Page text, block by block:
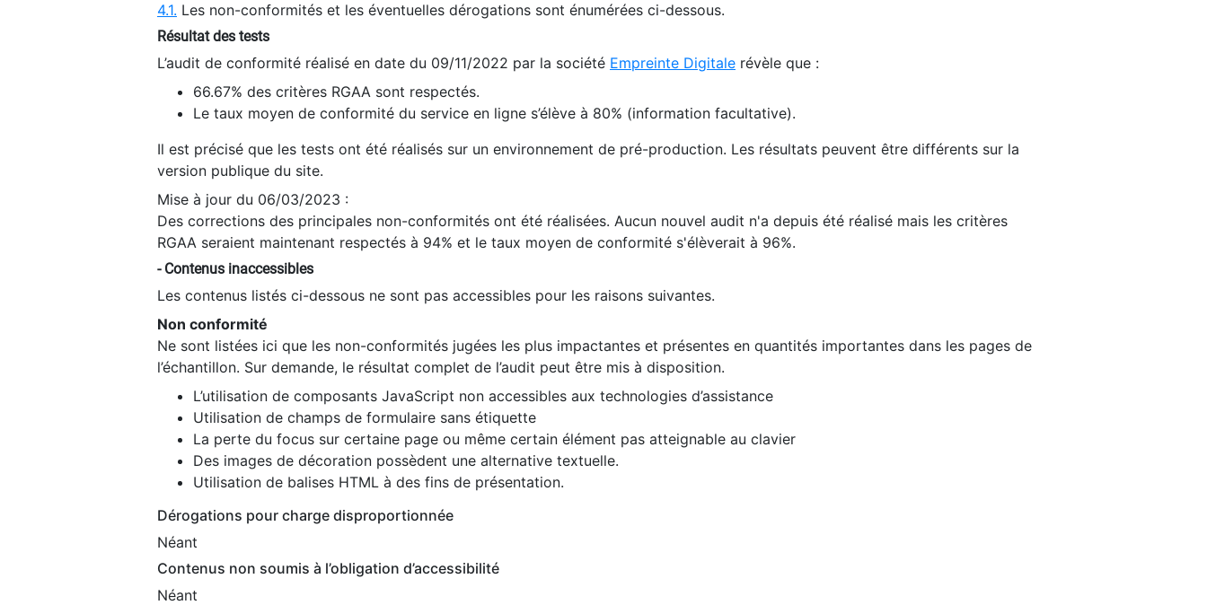
4.1. Les non-conformités et les éventuelles dérogations sont énumérées ci-dessous.
Résultat des tests
L’audit de conformité réalisé en date du 09/11/2022 par la société Empreinte Digitale révèle que :
66.67% des critères RGAA sont respectés.
Le taux moyen de conformité du service en ligne s’élève à 80% (information facultative).
Il est précisé que les tests ont été réalisés sur un environnement de pré-production. Les résultats peuvent être différents sur la
version publique du site.
Mise à jour du 06/03/2023 :
Des corrections des principales non-conformités ont été réalisées. Aucun nouvel audit n'a depuis été réalisé mais les critères
RGAA seraient maintenant respectés à 94% et le taux moyen de conformité s'élèverait à 96%.
- Contenus inaccessibles
Les contenus listés ci-dessous ne sont pas accessibles pour les raisons suivantes.
Non conformité
Ne sont listées ici que les non-conformités jugées les plus impactantes et présentes en quantités importantes dans les pages de
l’échantillon. Sur demande, le résultat complet de l’audit peut être mis à disposition.
L’utilisation de composants JavaScript non accessibles aux technologies d’assistance
Utilisation de champs de formulaire sans étiquette
La perte du focus sur certaine page ou même certain élément pas atteignable au clavier
Des images de décoration possèdent une alternative textuelle.
Utilisation de balises HTML à des fins de présentation.
Dérogations pour charge disproportionnée
Néant
Contenus non soumis à l’obligation d’accessibilité
Néant